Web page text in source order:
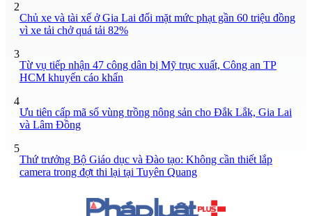
2
Chủ xe và tài xế ở Gia Lai đối mặt mức phạt gần 60 triệu đồng
vì xe tải chở quá tải 82%
3
Từ vụ tiếp nhận 47 công dân bị Mỹ trục xuất, Công an TP
HCM khuyến cáo khẩn
4
Ưu tiên cấp mã số vùng trồng nông sản cho Đắk Lắk, Gia Lai
và Lâm Đồng
5
Thứ trưởng Bộ Giáo dục và Đào tạo: Không cần thiết lắp
camera trong đợt thi lại tại Tuyên Quang